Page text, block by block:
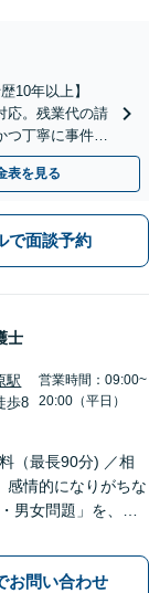
10年以上】
応。残業代の請
丁寧に事件解
表を見る
で面談予約
士
駅
歩8
営業時間：09:00~
20:00（平日）
（最長90分) ／相
感情的になりがちな
男女問題」を、穏
くして、にわか知
闘えません。「借
お問い合わせ